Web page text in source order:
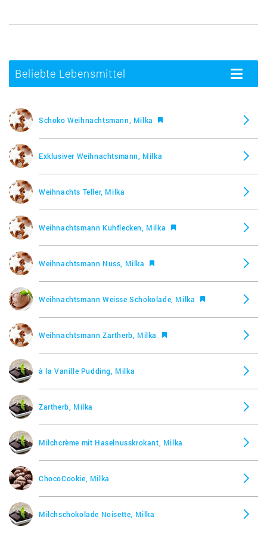
Beliebte Lebensmittel
Toggle
Schoko Weihnachtsmann, Milka
Exklusiver Weihnachtsmann, Milka
Weihnachts Teller, Milka
Weihnachtsmann Kuhflecken, Milka
Weihnachtsmann Nuss, Milka
Weihnachtsmann Weisse Schokolade, Milka
Weihnachtsmann Zartherb, Milka
à la Vanille Pudding, Milka
Zartherb, Milka
Milchcrème mit Haselnusskrokant, Milka
ChocoCookie, Milka
Milchschokolade Noisette, Milka